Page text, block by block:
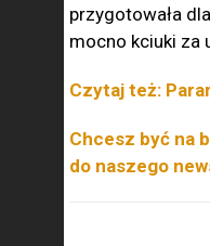
przygotowała
mocno kciuki za
Czytaj też:
Chcesz być na
do naszego